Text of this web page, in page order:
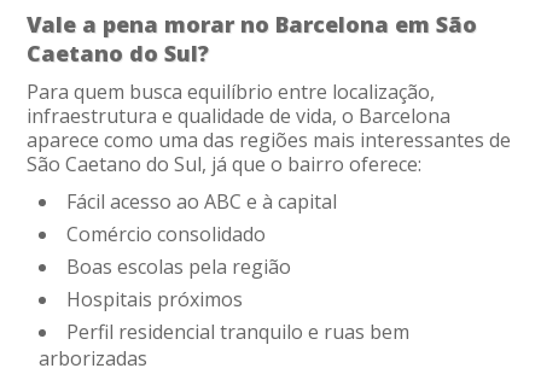
Vale a pena morar no Barcelona em São
Caetano do Sul?
Para quem busca equilíbrio entre localização,
infraestrutura e qualidade de vida, o Barcelona
aparece como uma das regiões mais interessantes de
São Caetano do Sul, já que o bairro oferece:
Fácil acesso ao ABC e à capital
Comércio consolidado
Boas escolas pela região
Hospitais próximos
Perfil residencial tranquilo e ruas bem
arborizadas